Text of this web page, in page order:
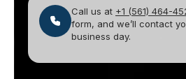
Call us at +1 (561) 464-
form, and we’ll contact
business day.